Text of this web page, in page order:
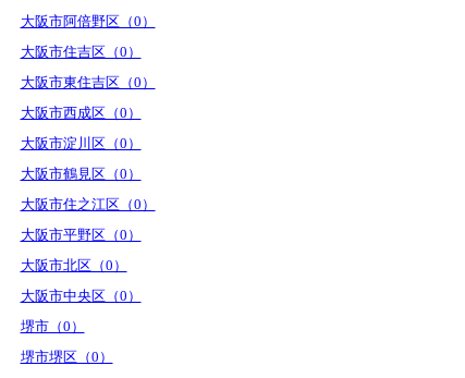
大阪市阿倍野区（0）
大阪市住吉区（0）
大阪市東住吉区（0）
大阪市西成区（0）
大阪市淀川区（0）
大阪市鶴見区（0）
大阪市住之江区（0）
大阪市平野区（0）
大阪市北区（0）
大阪市中央区（0）
堺市（0）
堺市堺区（0）